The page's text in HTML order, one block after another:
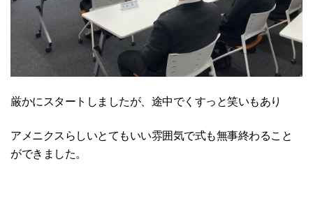
厳かにスタートしましたが、途中でくすっと笑いもあり
アメニクスらしいとてもいい雰囲気で式も無事終わること
ができました。